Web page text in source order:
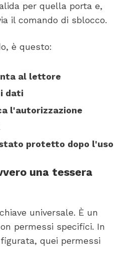
per quella porta e,
il comando di sblocco.
è questo:
al lettore
dati
l'autorizzazione
protetto dopo l'uso
una tessera
universale. È un
permessi specifici. In
quei permessi